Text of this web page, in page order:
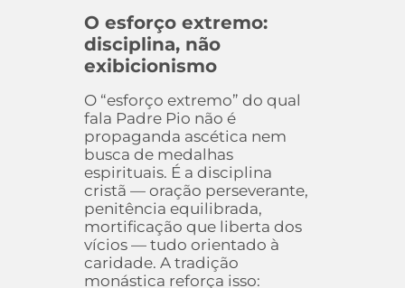
O esforço extremo:
disciplina, não
exibicionismo
O “esforço extremo” do qual
fala Padre Pio não é
propaganda ascética nem
busca de medalhas
espirituais. É a disciplina
cristã — oração perseverante,
penitência equilibrada,
mortificação que liberta dos
vícios — tudo orientado à
caridade. A tradição
monástica reforça isso: